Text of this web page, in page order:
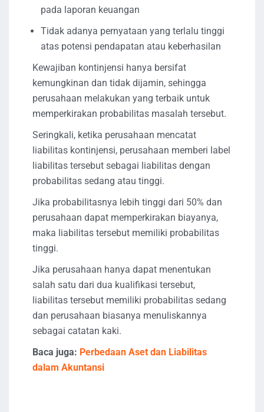
pada laporan keuangan
Tidak adanya pernyataan yang terlalu tinggi
atas potensi pendapatan atau keberhasilan
Kewajiban kontinjensi hanya bersifat
kemungkinan dan tidak dijamin, sehingga
perusahaan melakukan yang terbaik untuk
memperkirakan probabilitas masalah tersebut.
Seringkali, ketika perusahaan mencatat
liabilitas kontinjensi, perusahaan memberi label
liabilitas tersebut sebagai liabilitas dengan
probabilitas sedang atau tinggi.
Jika probabilitasnya lebih tinggi dari 50% dan
perusahaan dapat memperkirakan biayanya,
maka liabilitas tersebut memiliki probabilitas
tinggi.
Jika perusahaan hanya dapat menentukan
salah satu dari dua kualifikasi tersebut,
liabilitas tersebut memiliki probabilitas sedang
dan perusahaan biasanya menuliskannya
sebagai catatan kaki.
Baca juga: Perbedaan Aset dan Liabilitas
dalam Akuntansi